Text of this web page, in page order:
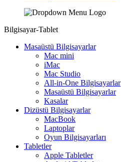
Bilgisayar-Tablet
Masaüstü Bilgisayarlar
Mac mini
iMac
Mac Studio
All-in-One Bilgisayarlar
Masaüstü Bilgisayarlar
Kasalar
Dizüstü Bilgisayarlar
MacBook
Laptoplar
Oyun Bilgisayarları
Tabletler
Apple Tabletler